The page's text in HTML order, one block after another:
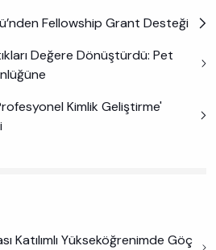
Fellowship Grant Desteği
Değere Dönüştürdü: Pet
Kimlik Geliştirme'
Katılımlı Yükseköğrenimde Göç